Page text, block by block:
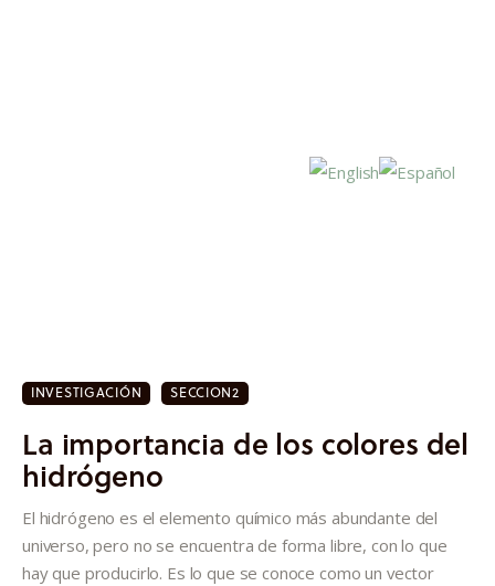
Investigación
Proyectos
Informes
Quiénes somos
INVESTIGACIÓN SECCION2
La importancia de los colores del
hidrógeno
El hidrógeno es el elemento químico más abundante del
universo, pero no se encuentra de forma libre, con lo que
hay que producirlo. Es lo que se conoce como un vector